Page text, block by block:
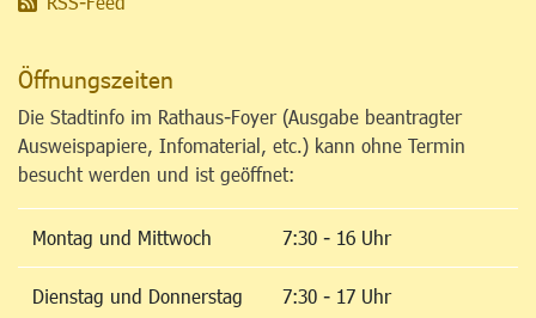
Öffnungszeiten
Die Stadtinfo im Rathaus-Foyer (Ausgabe beantragter
Ausweispapiere, Infomaterial, etc.) kann ohne Termin
besucht werden und ist geöffnet:
Montag und Mittwoch 7:30 - 16 Uhr
Dienstag und Donnerstag 7:30 - 17 Uhr